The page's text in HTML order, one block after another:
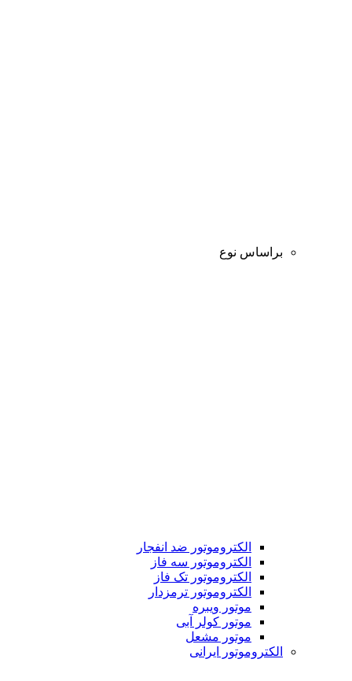
براساس نوع
الکتروموتور ضد انفجار
الکتروموتور سه فاز
الکتروموتور تک فاز
الکتروموتور ترمزدار
موتور ویبره
موتور کولر آبی
موتور مشعل
الکتروموتور ایرانی